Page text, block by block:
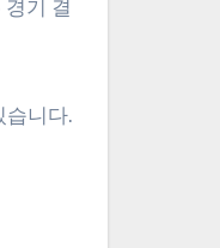
기 결
습니다.